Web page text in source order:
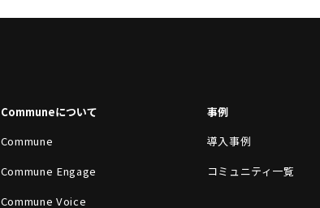
Communeについて
Commune
Commune Engage
Commune Voice
事例
導入事例
コミュニティ一覧